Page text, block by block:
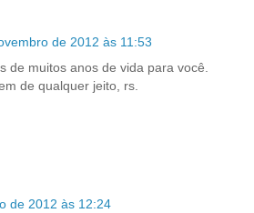
de 2012 às 11:53
de muitos anos de vida para você.
de qualquer jeito, rs.
de 2012 às 12:24